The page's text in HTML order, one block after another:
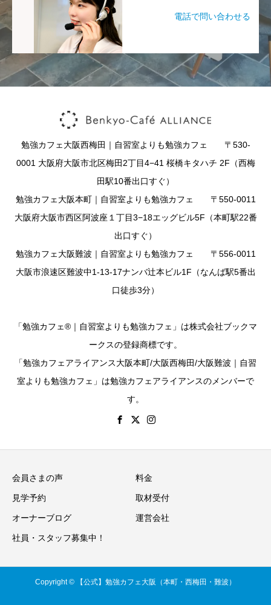
電話で問い合わせる
勉強カフェ大阪西梅田｜自習室よりも勉強カフェ 〒530-
0001 大阪府大阪市北区梅田2丁目4−41 桜橋キタハチ 2F（西梅
田駅10番出口すぐ）
勉強カフェ大阪本町｜自習室よりも勉強カフェ 〒550-0011
大阪府大阪市西区阿波座１丁目3−18エッグビル5F（本町駅22番
出口すぐ）
勉強カフェ大阪難波｜自習室よりも勉強カフェ 〒556-0011
大阪市浪速区難波中1-13-17ナンバ辻本ビル1F（なんば駅5番出
口徒歩3分）
「勉強カフェ®｜自習室よりも勉強カフェ」は株式会社ブックマ
ークスの登録商標です。
「勉強カフェアライアンス大阪本町/大阪西梅田/大阪難波｜自習
室よりも勉強カフェ」は勉強カフェアライアンスのメンバーで
す。
会員さまの声 料金
見学予約 取材受付
オーナーブログ 運営会社
社員・スタッフ募集中！
Copyright © 【公式】勉強カフェ大阪（本町・西梅田・難波）